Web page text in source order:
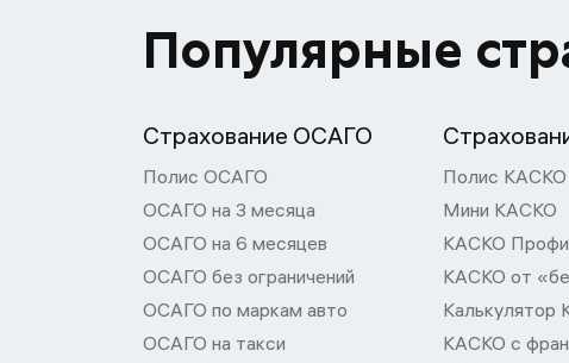
Популярные
Страхование ОСАГО
Полис ОСАГО
ОСАГО на 3 месяца
ОСАГО на 6 месяцев
ОСАГО без ограничений
ОСАГО по маркам авто
ОСАГО на такси
Полис КАСКО
Мини КАСКО
КАСКО Профи
КАСКО от
Калькулятор
КАСКО с